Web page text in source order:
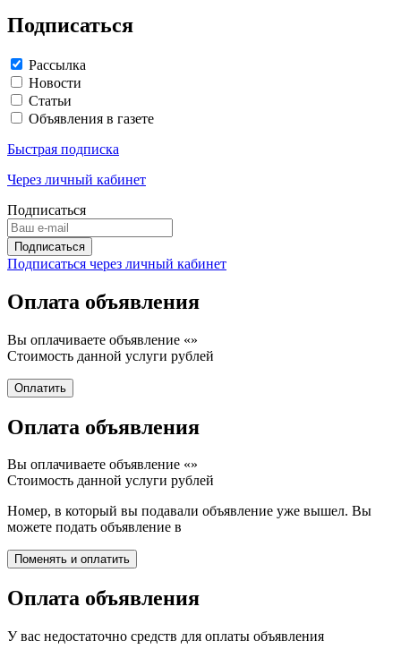
Подписаться
Рассылка
Новости
Статьи
Объявления в газете
Быстрая подписка
Через личный кабинет
Подписаться
Подписаться через личный кабинет
Оплата объявления
Вы оплачиваете объявление «»
Стоимость данной услуги рублей
Оплата объявления
Вы оплачиваете объявление «»
Стоимость данной услуги рублей
Номер, в который вы подавали объявление уже вышел. Вы
можете подать объявление в
Оплата объявления
У вас недостаточно средств для оплаты объявления